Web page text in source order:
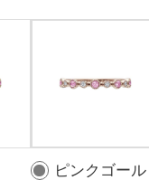
ピンクゴール